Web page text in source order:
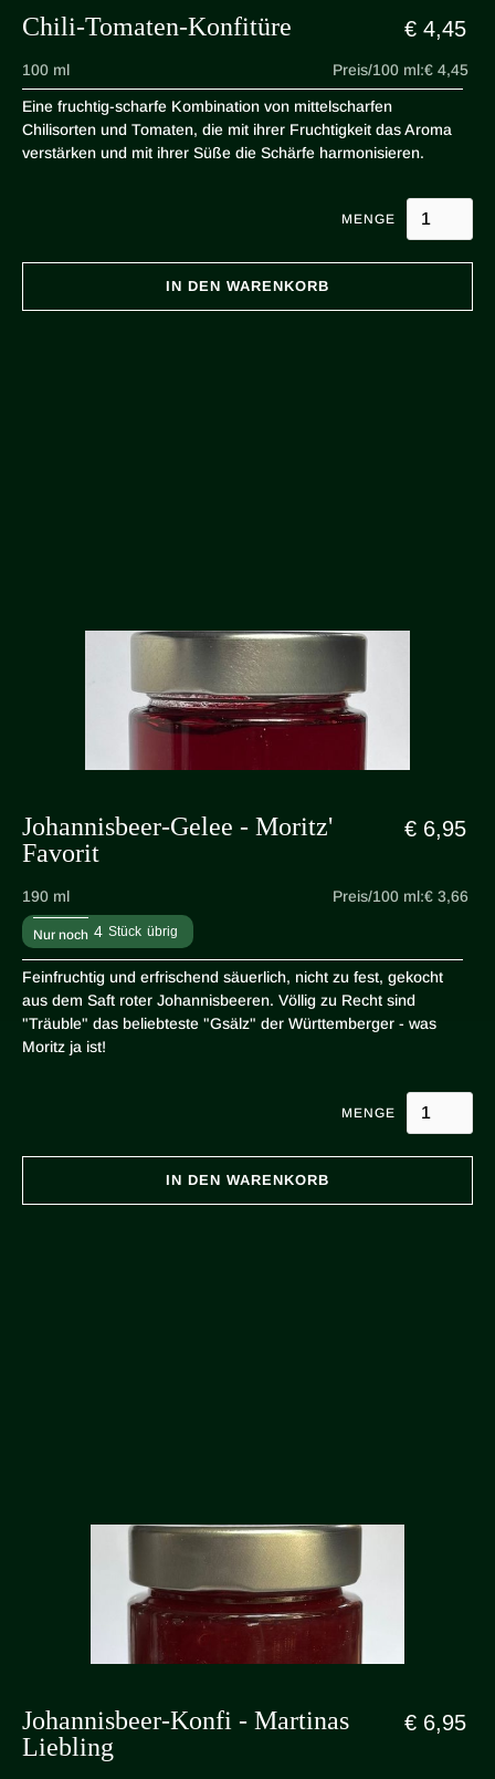
Chili-Tomaten-Konfitüre € 4,45
Preis/100 ml:€ 4,45
100 ml
Eine fruchtig-scharfe Kombination von mittelscharfen
Chilisorten und Tomaten, die mit ihrer Fruchtigkeit das Aroma
verstärken und mit ihrer Süße die Schärfe harmonisieren.
MENGE
Johannisbeer-Gelee - Moritz'
Favorit
€ 6,95
Preis/100 ml:€ 3,66
190 ml
Nur noch 4 Stück übrig
Feinfruchtig und erfrischend säuerlich, nicht zu fest, gekocht
aus dem Saft roter Johannisbeeren. Völlig zu Recht sind
"Träuble" das beliebteste "Gsälz" der Württemberger - was
Moritz ja ist!
MENGE
Johannisbeer-Konfi - Martinas
Liebling
€ 6,95